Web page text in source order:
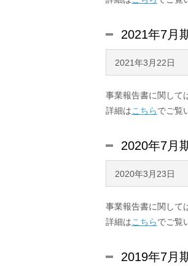
2021年7月
2021年3月22日
事業報告書に関して
詳細はこちらでご覧
2020年7月
2020年3月23日
事業報告書に関して
詳細はこちらでご覧
2019年7月